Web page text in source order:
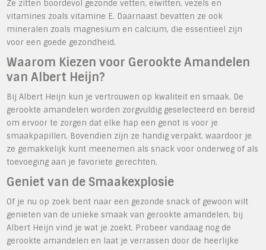
Ze zitten boordevol gezonde vetten, eiwitten, vezels en
vitamines zoals vitamine E. Daarnaast bevatten ze ook
mineralen zoals magnesium en calcium, die essentieel zijn
voor een goede gezondheid.
Waarom Kiezen voor Gerookte Amandelen
van Albert Heijn?
Bij Albert Heijn kun je vertrouwen op kwaliteit en smaak. De
gerookte amandelen worden zorgvuldig geselecteerd en bereid
om ervoor te zorgen dat elke hap een genot is voor je
smaakpapillen. Bovendien zijn ze handig verpakt, waardoor je
ze gemakkelijk kunt meenemen als snack voor onderweg of als
toevoeging aan je favoriete gerechten.
Geniet van de Smaakexplosie
Of je nu op zoek bent naar een gezonde snack of gewoon wilt
genieten van de unieke smaak van gerookte amandelen, bij
Albert Heijn vind je wat je zoekt. Probeer vandaag nog de
gerookte amandelen en laat je verrassen door de heerlijke